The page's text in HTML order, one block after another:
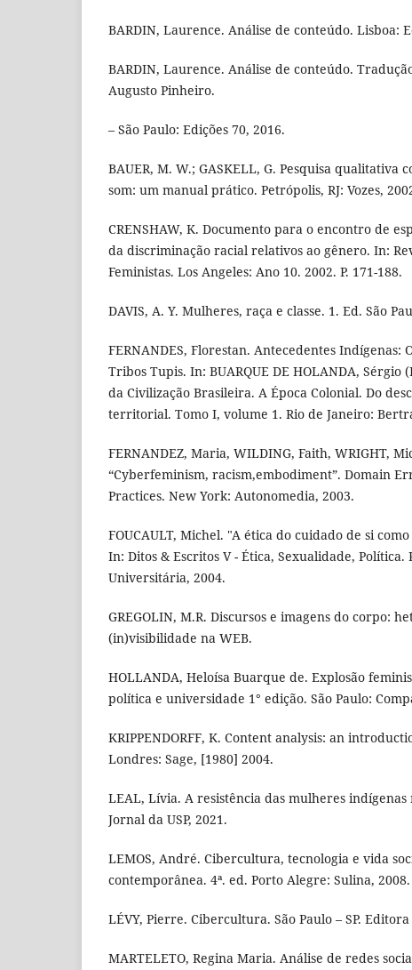
BARDIN, Laurence. Análise de conteúdo. Lisboa:
BARDIN, Laurence. Análise de conteúdo.
Augusto Pinheiro.
– São Paulo: Edições 70, 2016.
BAUER, M. W.; GASKELL, G. Pesquisa qualitativa
som: um manual prático. Petrópolis, RJ: Vozes,
CRENSHAW, K. Documento para o encontro de
da discriminação racial relativos ao gênero. In:
Feministas. Los Angeles: Ano 10. 2002. P. 171-188.
DAVIS, A. Y. Mulheres, raça e classe. 1. Ed. São
FERNANDES, Florestan. Antecedentes Indígenas:
Tribos Tupis. In: BUARQUE DE HOLANDA, Sérgio
da Civilização Brasileira. A Época Colonial. Do
territorial. Tomo I, volume 1. Rio de Janeiro:
FERNANDEZ, Maria, WILDING, Faith, WRIGHT,
“Cyberfeminism, racism,embodiment”. Domain
Practices. New York: Autonomedia, 2003.
FOUCAULT, Michel. "A ética do cuidado de si
In: Ditos & Escritos V - Ética, Sexualidade, Política.
Universitária, 2004.
GREGOLIN, M.R. Discursos e imagens do corpo:
(in)visibilidade na WEB.
HOLLANDA, Heloísa Buarque de. Explosão
política e universidade 1° edição. São Paulo:
KRIPPENDORFF, K. Content analysis: an
Londres: Sage, [1980] 2004.
LEAL, Lívia. A resistência das mulheres indígenas
Jornal da USP, 2021.
LEMOS, André. Cibercultura, tecnologia e vida
contemporânea. 4ª. ed. Porto Alegre: Sulina, 2008.
LÉVY, Pierre. Cibercultura. São Paulo – SP. Editora
MARTELETO, Regina Maria. Análise de redes